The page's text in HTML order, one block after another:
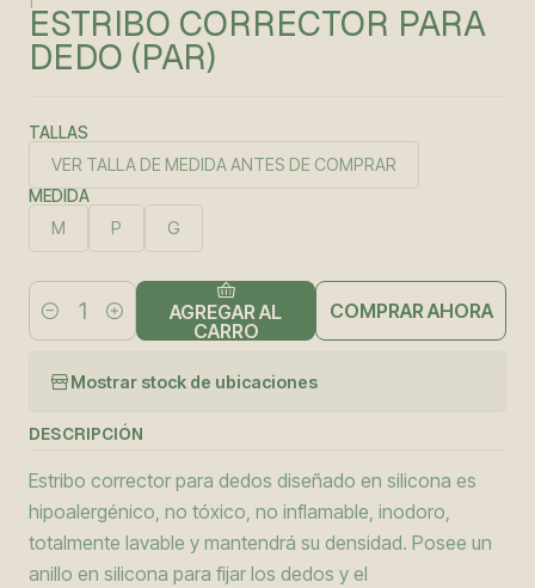
ESTRIBO CORRECTOR PARA
DEDO (PAR)
TALLAS
VER TALLA DE MEDIDA ANTES DE COMPRAR
MEDIDA
M P G
Cantidad
AGREGAR AL
CARRO
COMPRAR AHORA
Mostrar stock de ubicaciones
DESCRIPCIÓN
Estribo corrector para dedos diseñado en silicona es
hipoalergénico, no tóxico, no inflamable, inodoro,
totalmente lavable y mantendrá su densidad. Posee un
anillo en silicona para fijar los dedos y el